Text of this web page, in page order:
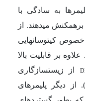
به سادگی با
برهمکنش می­دهند. از
خصوص کیتوسان­هایی
بر قابلیت بالا
از زیست­سازگاری
نیز برخوردار هستند (9،14). از دیگر پلیمرهای